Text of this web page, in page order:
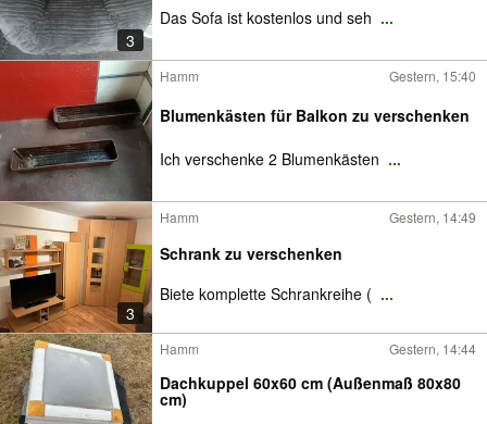
3
Das Sofa ist kostenlos und seh ...
Hamm Gestern, 15:40
Blumenkästen für Balkon zu verschenken
Ich verschenke 2 Blumenkästen ...
3
Hamm Gestern, 14:49
Schrank zu verschenken
Biete komplette Schrankreihe ( ...
Hamm Gestern, 14:44
Dachkuppel 60x60 cm (Außenmaß 80x80
cm)